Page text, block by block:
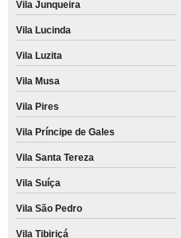
Vila Junqueira
Vila Lucinda
Vila Luzita
Vila Musa
Vila Pires
Vila Príncipe de Gales
Vila Santa Tereza
Vila Suíça
Vila São Pedro
Vila Tibiriçá